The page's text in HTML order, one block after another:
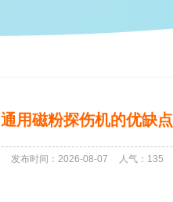
通用磁粉探伤机的优缺点
发布时间：2026-08-07 人气： 135